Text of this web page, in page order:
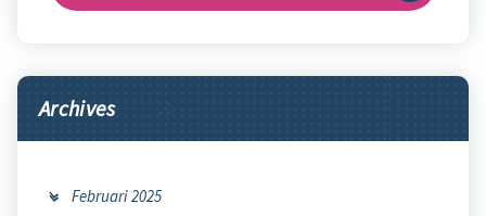
Archives
Februari 2025